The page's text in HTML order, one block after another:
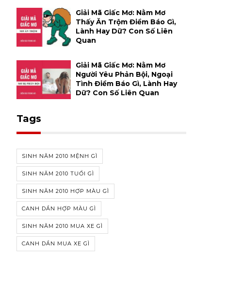
Giải Mã Giấc Mơ: Nằm Mơ
Thấy Ăn Trộm Điềm Báo Gì,
Lành Hay Dữ? Con Số Liên
Quan
Giải Mã Giấc Mơ: Nằm Mơ
Người Yêu Phản Bội, Ngoại
Tình Điềm Báo Gì, Lành Hay
Dữ? Con Số Liên Quan
Tags
SINH NĂM 2010 MỆNH GÌ
SINH NĂM 2010 TUỔI GÌ
SINH NĂM 2010 HỢP MÀU GÌ
CANH DẦN HỢP MÀU GÌ
SINH NĂM 2010 MUA XE GÌ
CANH DẦN MUA XE GÌ